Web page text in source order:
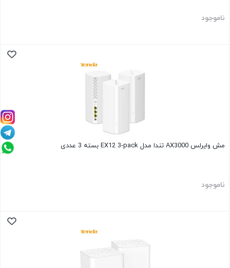
ناموجود
مش وایرلس AX3000 تندا مدل EX12 3-pack بسته 3 عددی
ناموجود